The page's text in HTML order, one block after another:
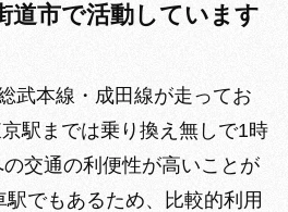
道市で活動しています
武本線・成田線が走ってお
駅までは乗り換え無しで1時
交通の利便性が高いことが
駅でもあるため、比較的利用